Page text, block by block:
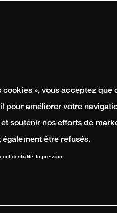
», vous acceptez que
pour améliorer votre
soutenir nos efforts de
être refusés.
Impression